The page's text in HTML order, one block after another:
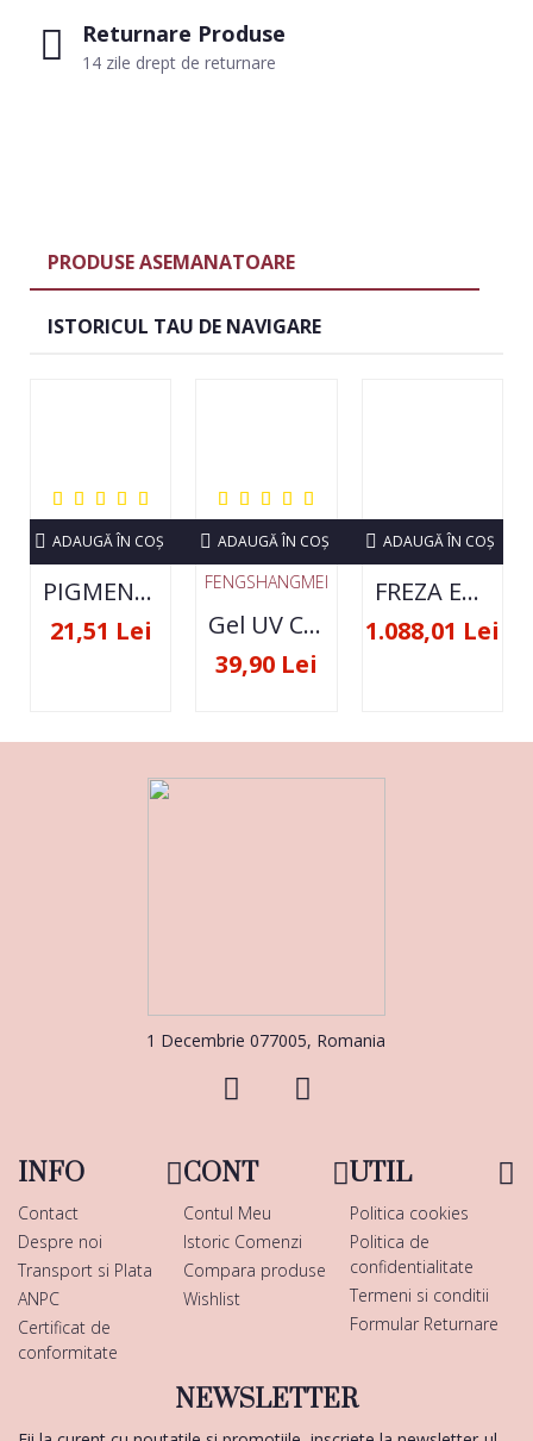
Returnare Produse
14 zile drept de returnare
PRODUSE ASEMANATOARE
ISTORICUL TAU DE NAVIGARE
PIGMENT NEON SET 12 CULORI
21,51 Lei
ADAUGĂ ÎN COŞ
FENGSHANGMEI
Gel UV Constructie FSM 50ML - 07
39,90 Lei
ADAUGĂ ÎN COŞ
FREZA ELECTRICA STRONG 210 35000 RPM- ORIGINALA
1.088,01 Lei
ADAUGĂ ÎN COŞ
1 Decembrie 077005, Romania
INFO
Contact
Despre noi
Transport si Plata
ANPC
Certificat de
conformitate
CONT
Contul Meu
Istoric Comenzi
Compara produse
Wishlist
UTIL
Politica cookies
Politica de
confidentialitate
Termeni si conditii
Formular Returnare
NEWSLETTER